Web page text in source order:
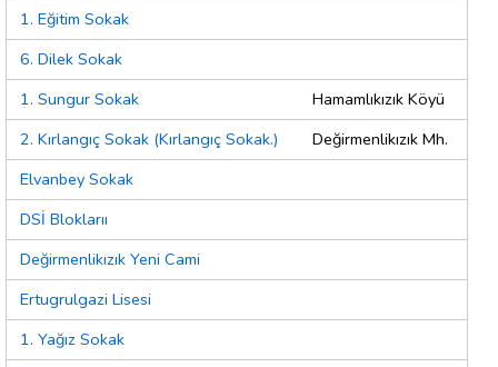
1. Eğitim Sokak
6. Dilek Sokak
1. Sungur Sokak
Hamamlıkızık Köyü
2. Kırlangıç Sokak (Kırlangıç Sokak.)
Değirmenlikızık Mh.
Elvanbey Sokak
DSİ Bloklarıı
Değirmenlikızık Yeni Cami
Ertugrulgazi Lisesi
1. Yağız Sokak